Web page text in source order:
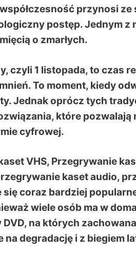
przynosi
postęp. Jednym
o zmarłych.
czyli 1 listopada, to czas
To moment, kiedy
Jednak oprócz tych
które
cyfrowej.
VHS, Przegrywanie
kaset audio,
coraz bardziej
wiele osób ma w
DVD, na których
na degradację i z biegiem